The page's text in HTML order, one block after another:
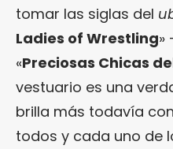
tomar las siglas del
Ladies of Wrestling»
«Preciosas Chicas
vestuario es una
brilla más todavía
todos y cada uno de